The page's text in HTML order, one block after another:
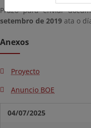
Prazo para enviar
setembro de 2019 ata o
Anexos
Proyecto
Anuncio BOE
04/07/2025